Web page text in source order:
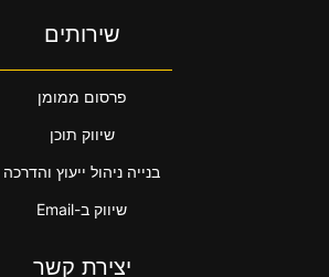
שירותים
פרסום ממומן
שיווק תוכן
בנייה ניהול ייעוץ והדרכה
שיווק ב-Email
יצירת קשר